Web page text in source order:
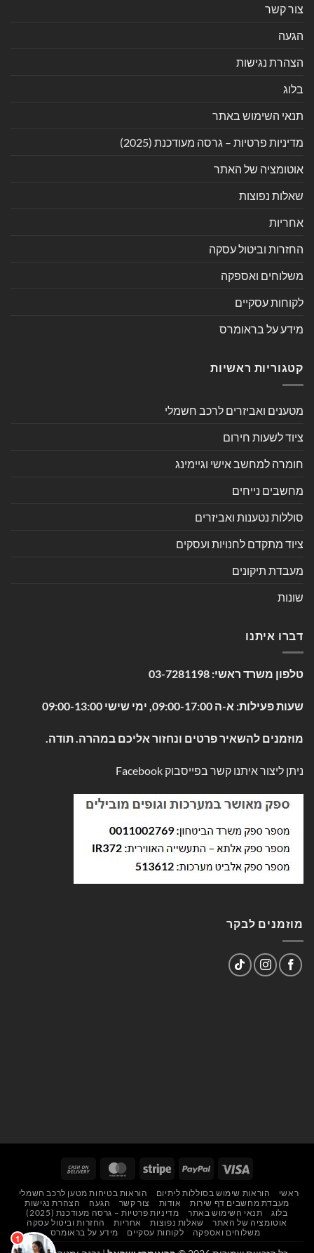
צור קשר
הגעה
הצהרת נגישות
בלוג
תנאי השימוש באתר
מדיניות פרטיות – גרסה מעודכנת (2025)
אוטומציה של האתר
שאלות נפוצות
אחריות
החזרות וביטול עסקה
משלוחים ואספקה
לקוחות עסקיים
מידע על בראומרס
קטגוריות ראשיות
מטענים ואביזרים לרכב חשמלי
ציוד לשעות חירום
חומרה למחשב אישי וגיימינג
מחשבים נייחים
סוללות נטענות ואביזרים
ציוד מתקדם לחנויות ועסקים
מעבדת תיקונים
שונות
דברו איתנו
טלפון משרד ראשי: 03-7281198
שעות פעילות: א-ה 09:00-17:00, ימי שישי 09:00-13:00
מוזמנים להשאיר פרטים ונחזור אליכם במהרה. תודה.
ניתן ליצור איתנו קשר בפייסבוק Facebook
מוזמנים לבקר
Visa
PayPal
Stripe
MasterCard
Delivery
ראשי הוראות שימוש בסוללות ליתיום
הוראות בטיחות מטען לרכב חשמלי
מעבדת מחשבים דף שירות
אודות צור קשר הגעה
הצהרת נגישות
בלוג
תנאי השימוש באתר
מדיניות פרטיות – גרסה מעודכנת (2025)
אוטומציה של האתר
שאלות נפוצות אחריות
החזרות וביטול עסקה
משלוחים ואספקה
לקוחות עסקיים מידע על בראומרס